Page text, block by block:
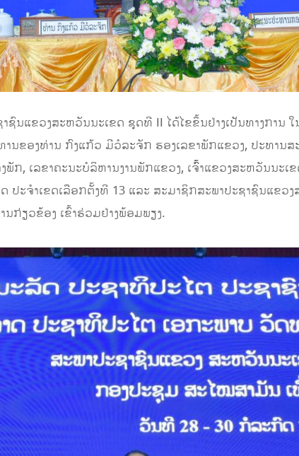
ນແຂວງສະຫວັນນະເຂດ ຊຸດທີ II ໄດ້ໄຂຂຶ້ນຢ່າງເປັນທາງການ
ຂອງທ່ານ ກົງແກ້ວ ມີວໍລະຈັກ ຮອງເລຂາພັກແຂວງ, ປະທານສ
ກ, ເລຂາຄະນະບໍລິຫານງານພັກແຂວງ, ເຈົ້ົ້າແຂວງສະຫວັນນະ
ດ ປະຈໍາເຂດເລືອກຕັ້ງທີ 13 ແລະ ສະມາຊິກສະພາປະຊາຊົນແຂ
ກ່ຽວຂ້ອງ ເຂົ້າຮ່ວມຢ່າງພ້ອມພຽງ.